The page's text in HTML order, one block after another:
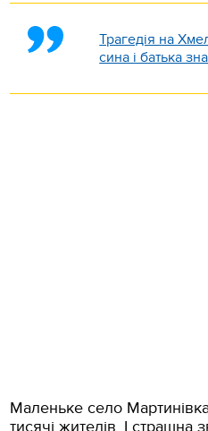
Трагедія на
сина і батька
Маленьке село
тисячі жителів. І страшна